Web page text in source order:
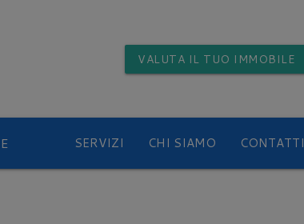
VALUTA IL TUO IMMOBILE
SERVIZI CHI SIAMO CONTATTI